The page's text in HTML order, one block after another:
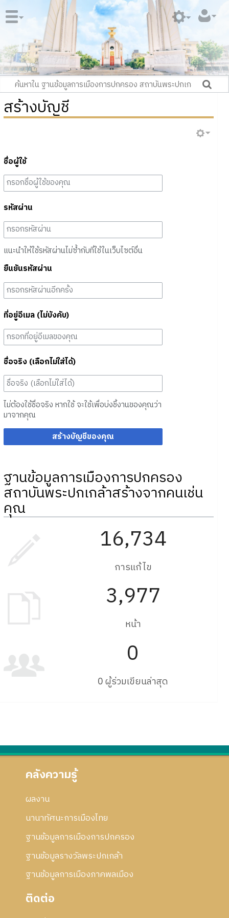
สร้างบัญชี
ชื่อผู้ใช้
รหัสผ่าน
แนะนำให้ใช้รหัสผ่านไม่ซ้ำกับที่ใช้ในเว็บไซต์อื่น
ยืนยันรหัสผ่าน
ที่อยู่อีเมล (ไม่บังคับ)
ชื่อจริง (เลือกไม่ใส่ได้)
ไม่ต้องใช้ชื่อจริง หากใช้ จะใช้เพื่อบ่งชี้งานของคุณว่า
มาจากคุณ
สร้างบัญชีของคุณ
ฐานข้อมูลการเมืองการปกครอง
สถาบันพระปกเกล้าสร้างจากคนเช่น
คุณ
16,734
การแก้ไข
3,977
หน้า
0
0 ผู้ร่วมเขียนล่าสุด
คลังความรู้
ผลงาน
นานาทัศนะการเมืองไทย
ฐานข้อมูลการเมืองการปกครอง
ฐานข้อมูลรางวัลพระปกเกล้า
ฐานข้อมูลการเมืองภาคพลเมือง
ติดต่อ